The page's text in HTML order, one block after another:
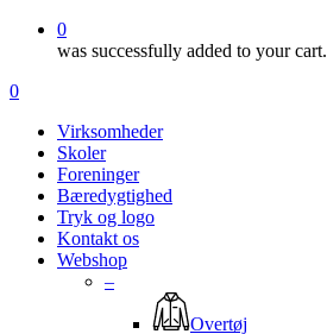
0
was successfully added to your cart.
Menu
search
account
0
Virksomheder
Skoler
Foreninger
Bæredygtighed
Tryk og logo
Kontakt os
Webshop
–
Overtøj